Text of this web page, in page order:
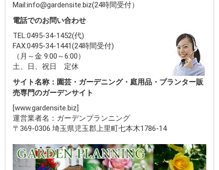
Mail:info@gardensite.biz(24時間受付）
電話でのお問い合わせ
TEL:0495-34-1452(代)
FAX:0495-34-1441(24時間受付)
（月～金 9:00～6:00）
土、日、祝日 定休
サイト名称：園芸・ガーデニング・庭用品・プランター販
売専門のガーデンサイト
[www.gardensite.biz]
運営業者名：ガーデンプランニング
〒369-0306 埼玉県児玉郡上里町七本木1786-14